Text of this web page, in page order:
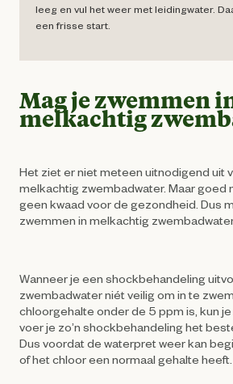
leeg en vul het weer met leidingwater.
een frisse start.
Mag je zwemmen
melkachtig
Het ziet er niet meteen uitnodigend uit
melkachtig zwembadwater. Maar goed
geen kwaad voor de gezondheid. Dus
zwemmen in melkachtig
Wanneer je een shockbehandeling
zwembadwater niét veilig om in te
chloorgehalte onder de 5 ppm is, kun
voer je zo’n shockbehandeling het
Dus voordat de waterpret weer kan
of het chloor een normaal gehalte heeft.